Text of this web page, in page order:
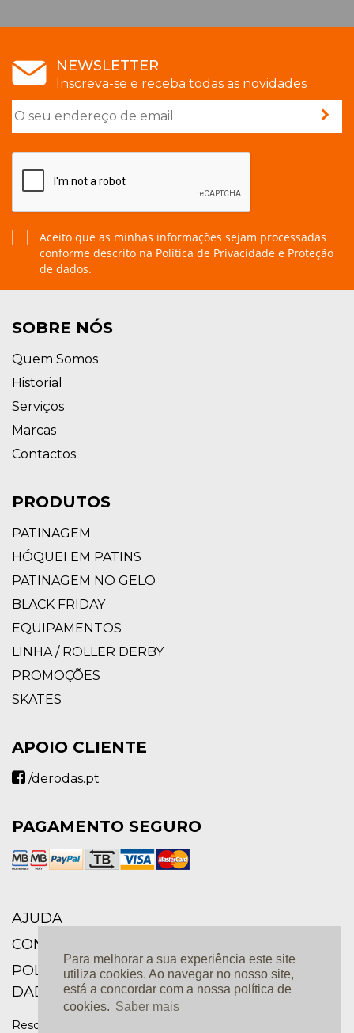
Para melhorar a sua experiência este site
utiliza cookies. Ao navegar no nosso site,
está a concordar com a nossa política de
cookies. Saber mais
NEWSLETTER
Inscreva-se e receba todas as novidades
Aceito que as minhas informações sejam processadas
conforme descrito na Política de Privacidade e Proteção
de dados.
SOBRE NÓS
Quem Somos
Historial
Serviços
Marcas
Contactos
PRODUTOS
PATINAGEM
HÓQUEI EM PATINS
PATINAGEM NO GELO
BLACK FRIDAY
EQUIPAMENTOS
LINHA / ROLLER DERBY
PROMOÇÕES
SKATES
APOIO CLIENTE
/derodas.pt
PAGAMENTO SEGURO
AJUDA
CONDIÇÕES GERAIS
POLÍTICA DE PRIVACIDADE E PROTEÇÃO DE
DADOS
Resolução de Conflitos |